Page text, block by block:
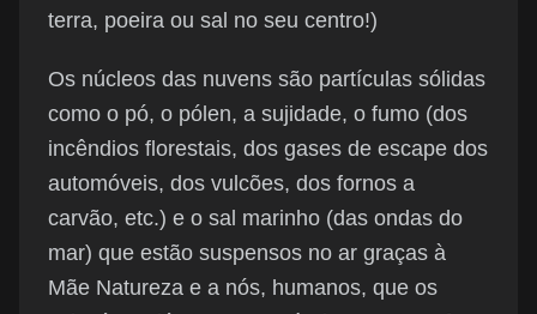
terra, poeira ou sal no seu centro!)
Os núcleos das nuvens são partículas sólidas
como o pó, o pólen, a sujidade, o fumo (dos
incêndios florestais, dos gases de escape dos
automóveis, dos vulcões, dos fornos a
carvão, etc.) e o sal marinho (das ondas do
mar) que estão suspensos no ar graças à
Mãe Natureza e a nós, humanos, que os